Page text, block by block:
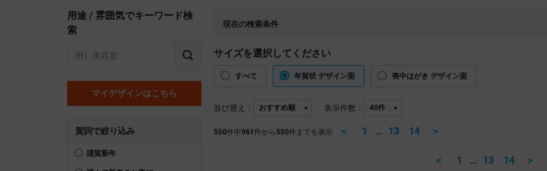
用途 / 雰囲気でキーワード検
索
マイデザインはこちら
賀詞で絞り込み
謹賀新年
現在の検索条件
サイズを選択してください
すべて 年賀状 デザイン面 喪中はがき デザイン面
並び替え： 表示件数：
550件中961 件から 550件までを表示 ＜ 1 … 13 14 ＞
＜ 1 … 13 14 ＞